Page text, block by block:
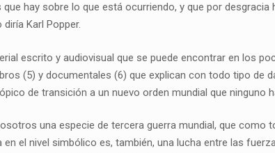
hay sobre lo que está ocurriendo, y que por
Karl Popper.
escrito y audiovisual que se puede encontrar en los
(5) y documentales (6) que explican con todo tipo de
de transición a un nuevo orden mundial que ninguno
una especie de tercera guerra mundial, que
el nivel simbólico es, también, una lucha entre las